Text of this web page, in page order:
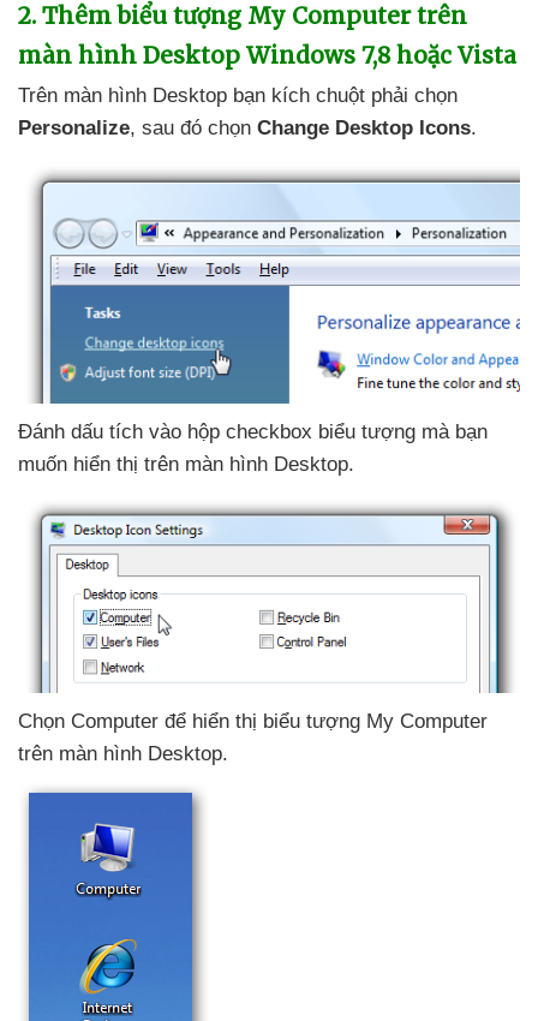
2. Thêm biểu tượng My Computer trên
màn hình Desktop Windows 7,8 hoặc Vista
Trên màn hình Desktop bạn kích chuột phải chọn
Personalize, sau đó chọn Change Desktop Icons.
Đánh dấu tích vào hộp checkbox biểu tượng mà bạn
muốn hiển thị trên màn hình Desktop.
Chọn Computer để hiển thị biểu tượng My Computer
trên màn hình Desktop.